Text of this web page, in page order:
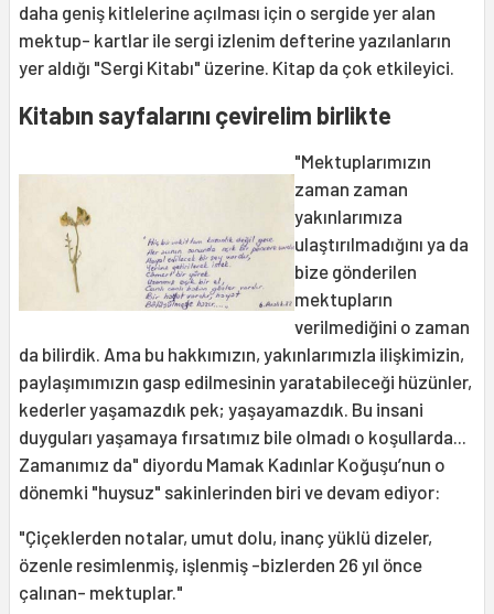
daha geniş kitlelerine açılması için o sergide yer alan
mektup- kartlar ile sergi izlenim defterine yazılanların
yer aldığı "Sergi Kitabı" üzerine. Kitap da çok etkileyici.
Kitabın sayfalarını çevirelim birlikte
"Mektuplarımızın
zaman zaman
yakınlarımıza
ulaştırılmadığını ya da
bize gönderilen
mektupların
verilmediğini o zaman
da bilirdik. Ama bu hakkımızın, yakınlarımızla ilişkimizin,
paylaşımımızın gasp edilmesinin yaratabileceği hüzünler,
kederler yaşamazdık pek; yaşayamazdık. Bu insani
duyguları yaşamaya fırsatımız bile olmadı o koşullarda...
Zamanımız da" diyordu Mamak Kadınlar Koğuşu’nun o
dönemki "huysuz" sakinlerinden biri ve devam ediyor:
"Çiçeklerden notalar, umut dolu, inanç yüklü dizeler,
özenle resimlenmiş, işlenmiş -bizlerden 26 yıl önce
çalınan- mektuplar."